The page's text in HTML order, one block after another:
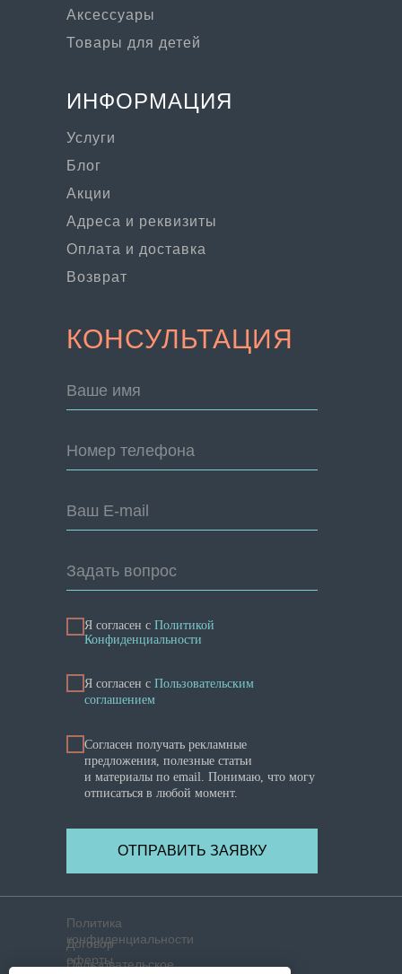
Аксессуары
Товары для детей
ИНФОРМАЦИЯ
Услуги
Адреса и реквизиты
КОНСУЛЬТАЦИЯ
Ваше имя
Номер телефона
Ваш E-mail
Задать вопрос
Я согласен с Политикой
Конфиденциальности
Я cогласен с Пользовательским
соглашением
Согласен получать рекламные
предложения, полезные статьи
и материалы по email. Понимаю, что могу
отписаться в любой момент.
ОТПРАВИТЬ ЗАЯВКУ
Оплата и доставка
Политика
конфиденциальности
Пользовательское
Договор
оферты
Возврат
Блог
Акции